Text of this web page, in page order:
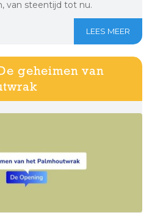
van steentijd tot nu.
LEES MEER
geheimen van